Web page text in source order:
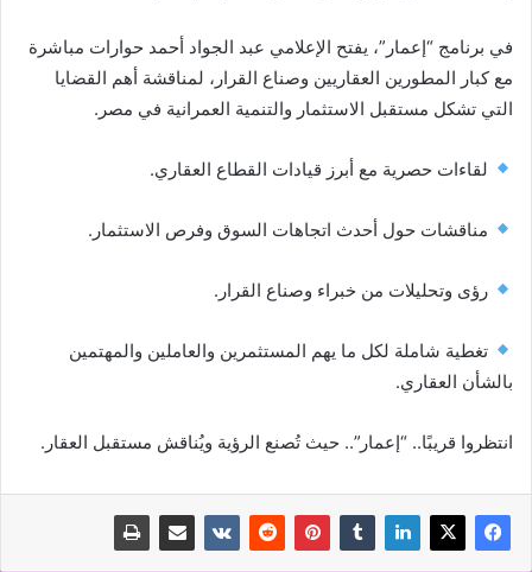
في برنامج “إعمار”، يفتح الإعلامي عبد الجواد أحمد حوارات مباشرة
مع كبار المطورين العقاريين وصناع القرار، لمناقشة أهم القضايا
التي تشكل مستقبل الاستثمار والتنمية العمرانية في مصر.
لقاءات حصرية مع أبرز قيادات القطاع العقاري.
مناقشات حول أحدث اتجاهات السوق وفرص الاستثمار.
رؤى وتحليلات من خبراء وصناع القرار.
تغطية شاملة لكل ما يهم المستثمرين والعاملين والمهتمين
بالشأن العقاري.
انتظروا قريبًا.. “إعمار”.. حيث تُصنع الرؤية ويُناقش مستقبل العقار.